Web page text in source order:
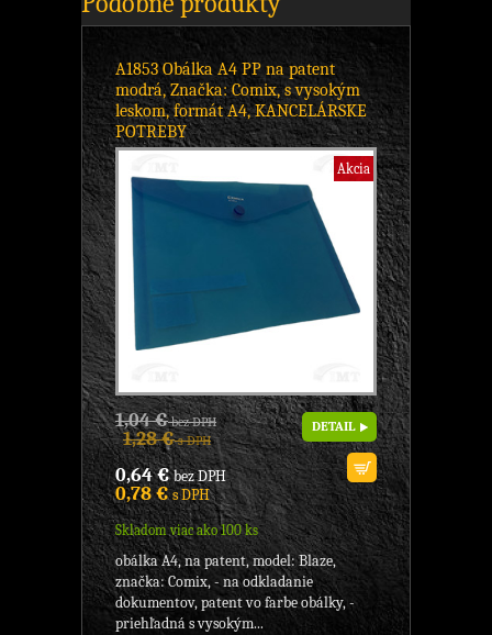
A1853 Obálka A4 PP na patent
modrá, Značka: Comix, s vysokým
leskom, formát A4, KANCELÁRSKE
POTREBY
Akcia
1,04 €bez DPH
1,28 €s DPH
0,64 €bez DPH
0,78 €s DPH
Skladom viac ako 100 ks
DETAIL
obálka A4, na patent, model: Blaze,
značka: Comix, - na odkladanie
dokumentov, patent vo farbe obálky, -
priehľadná s vysokým...